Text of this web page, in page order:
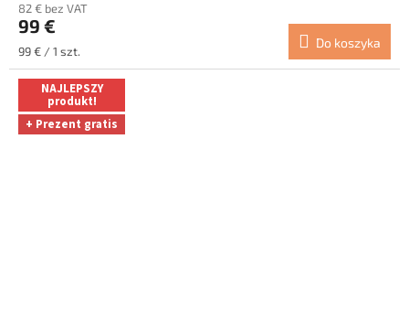
produktu
wynosi
5.0
5
gwiazdek.
82 € bez VAT
99 €
Cena
jednostkowa:
99 € / 1 szt.
Do koszyka
NAJLEPSZY
produkt!
+ Prezent gratis